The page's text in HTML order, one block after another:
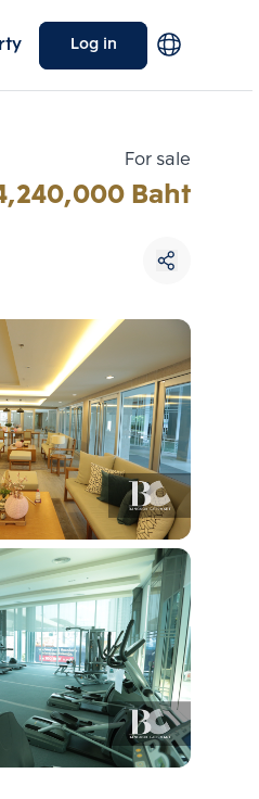
Log in
For sale
Baht
unit